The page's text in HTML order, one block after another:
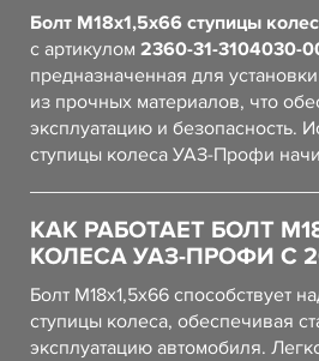
Болт М18х1,5х66 ступицы
с артикулом 2360-31-3104030-
предназначенная для
из прочных материалов, что
эксплуатацию и безопасность.
ступицы колеса УАЗ-Профи
КАК РАБОТАЕТ БОЛТ
КОЛЕСА УАЗ-ПРОФИ С
Болт М18х1,5х66 способствует
ступицы колеса, обеспечивая
эксплуатацию автомобиля.